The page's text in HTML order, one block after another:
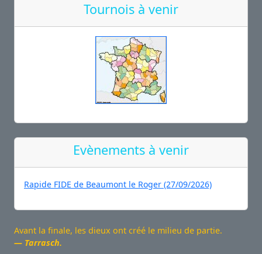
Tournois à venir
Evènements à venir
Rapide FIDE de Beaumont le Roger (27/09/2026)
Avant la finale, les dieux ont créé le milieu de partie.
Tarrasch.